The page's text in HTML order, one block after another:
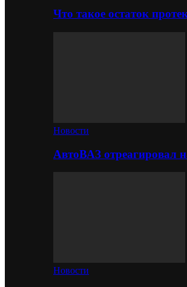
Что такое остаток
Новости
АвтоВАЗ отреагировал
Новости